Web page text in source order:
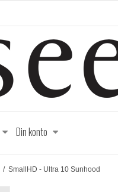
Din konto
/ SmallHD - Ultra 10 Sunhood